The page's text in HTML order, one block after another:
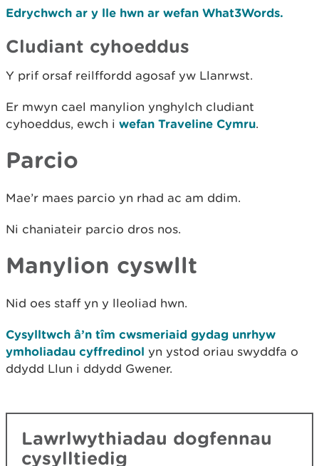
Edrychwch ar y lle hwn ar wefan What3Words.
Cludiant cyhoeddus
Y prif orsaf reilffordd agosaf yw Llanrwst.
Er mwyn cael manylion ynghylch cludiant
cyhoeddus, ewch i wefan Traveline Cymru.
Parcio
Mae’r maes parcio yn rhad ac am ddim.
Ni chaniateir parcio dros nos.
Manylion cyswllt
Nid oes staff yn y lleoliad hwn.
Cysylltwch â’n tîm cwsmeriaid gydag unrhyw
ymholiadau cyffredinol yn ystod oriau swyddfa o
ddydd Llun i ddydd Gwener.
Lawrlwythiadau dogfennau
cysylltiedig